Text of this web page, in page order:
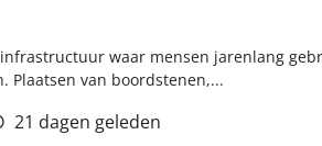
waar mensen jarenlang
Plaatsen van boordstenen,...
21 dagen geleden